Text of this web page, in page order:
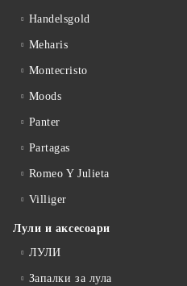
Handelsgold
Meharis
Montecristo
Moods
Panter
Partagas
Romeo Y Julieta
Villiger
Лули и аксесоари
ЛУЛИ
Запалки за лула